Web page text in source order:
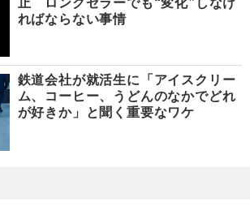
ればならない事情
鉄道会社が就活生に「アイスクリー
ム、コーヒー、うどんのなかでどれ
が好きか」と聞く重要なワケ